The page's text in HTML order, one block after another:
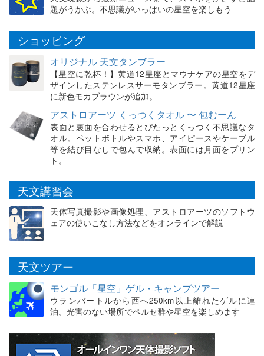
題がうかぶ。不思議がいっぱいの星空を楽しもう
ショッピング
オリジナル 天文タンブラー
【星空に乾杯！】黄道12星座とマウナケアの星空をデ
ザインしたステンレスサーモタンブラー。黄道12星座
に新色モカブラウンが追加。
アストロアーツ くっつくタオル 〜 包むーん
表面と裏面を合わせるとぴたっとくっつく不思議なタ
オル。ペットボトルやスマホ、アイピースやケーブル
等を結び目なしで包んで収納。表面には月面をプリン
ト。
天文講習会
天体写真撮影や画像処理、アストロアーツのソフトウ
ェアの使いこなし方法などをオンラインで解説
天文ツアー
モンゴル「星空」ゲル・キャンプツアー
ウランバートルから西へ250km以上離れたゲルに連
泊。光害のない場所でペルセ群や星空を楽しめます